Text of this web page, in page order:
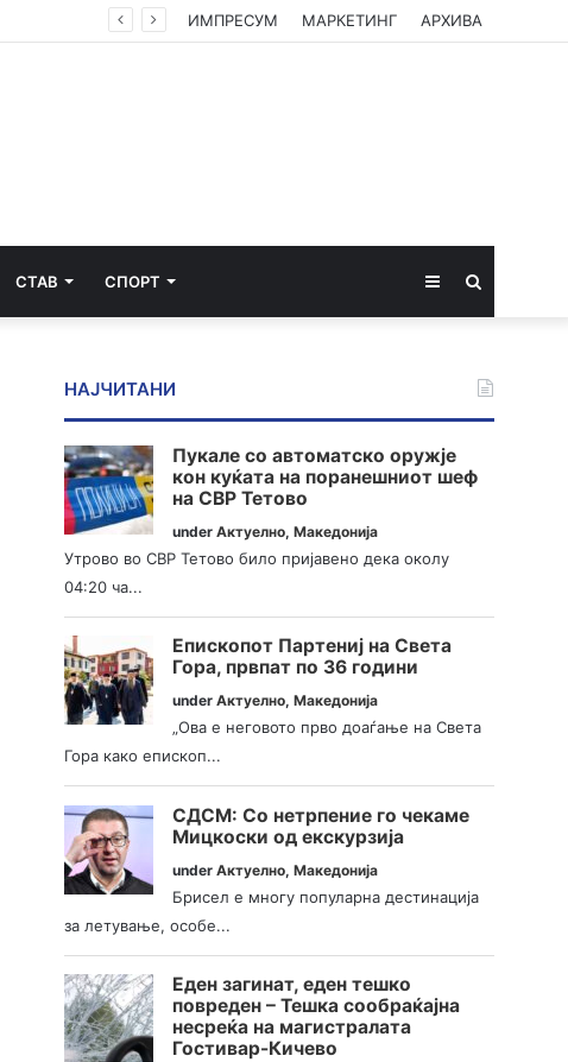
ИМПРЕСУМ МАРКЕТИНГ АРХИВА
СТАВ СПОРТ Sidebar
НАЈЧИТАНИ
Пукале со автоматско оружје
кон куќата на поранешниот шеф
на СВР Тетово
underАктуелно,Македонија
Утрово во СВР Тетово било пријавено дека околу
04:20 ча...
Епископот Партениј на Света
Гора, првпат по 36 години
underАктуелно,Македонија
„Ова е неговото прво доаѓање на Света
Гора како епископ...
СДСМ: Со нетрпение го чекаме
Мицкоски од екскурзија
underАктуелно,Македонија
Брисел е многу популарна дестинација
за летување, особе...
Еден загинат, еден тешко
повреден – Тешка сообраќајна
несреќа на магистралата
Гостивар-Кичево